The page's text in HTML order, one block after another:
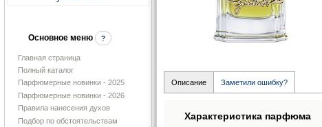
Основное меню ?
Главная страница
Полный каталог
Парфюмерные новинки - 2025
Парфюмерные новинки - 2026
Правила нанесения духов
Подбор по обстоятельствам
Описание Заметили ошибку?
Характеристика парфюма